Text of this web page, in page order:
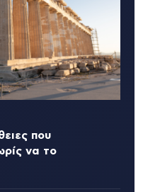
που
να το